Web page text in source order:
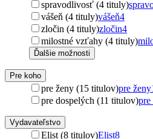
spravodlivosť (4 tituly)
vášeň (4 tituly)vášeň4
zločin (4 tituly)zločin4
milostné vzťahy (4 tituly)
Ďalšie možnosti
Pre koho
pre ženy (15 titulov)pre ženy
pre dospelých (11 titulov)pre
Vydavateľstvo
Elist (8 titulov)Elist8